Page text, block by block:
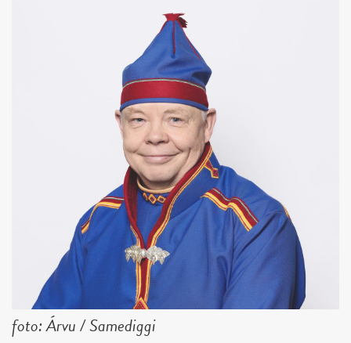
foto: Árvu / Samediggi